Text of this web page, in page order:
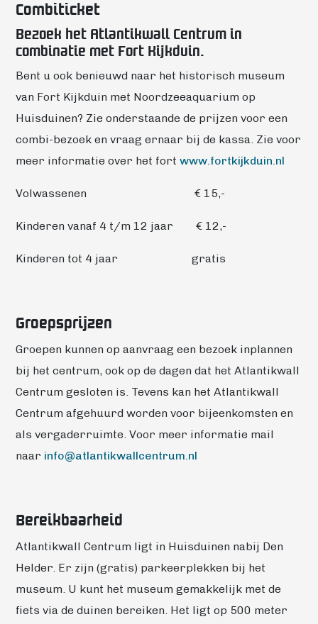
Combiticket
Bezoek het Atlantikwall Centrum in
combinatie met Fort Kijkduin.
Bent u ook benieuwd naar het historisch museum
van Fort Kijkduin met Noordzeeaquarium op
Huisduinen? Zie onderstaande de prijzen voor een
combi-bezoek en vraag ernaar bij de kassa. Zie voor
meer informatie over het fortwww.fortkijkduin.nl
Volwassenen € 15,-
Kinderen vanaf 4 t/m 12 jaar € 12,-
Kinderen tot 4 jaar gratis
Groepsprijzen
Groepen kunnen op aanvraag een bezoek inplannen
bij het centrum, ook op de dagen dat het Atlantikwall
Centrum gesloten is. Tevens kan het Atlantikwall
Centrum afgehuurd worden voor bijeenkomsten en
als vergaderruimte. Voor meer informatie mail
naar info@atlantikwallcentrum.nl
Bereikbaarheid
Atlantikwall Centrum ligt in Huisduinen nabij Den
Helder. Er zijn (gratis) parkeerplekken bij het
museum. U kunt het museum gemakkelijk met de
fiets via de duinen bereiken. Het ligt op 500 meter